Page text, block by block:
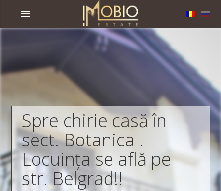
menu
Spre chirie casă în
sect. Botanica .
Locuința se află pe
str. Belgrad!!